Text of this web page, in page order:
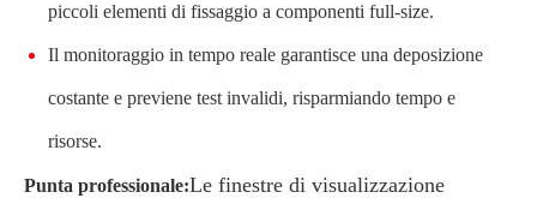
piccoli elementi di fissaggio a componenti full-size.
Il monitoraggio in tempo reale garantisce una deposizione
costante e previene test invalidi, risparmiando tempo e
risorse.
Punta professionale:Le finestre di visualizzazione